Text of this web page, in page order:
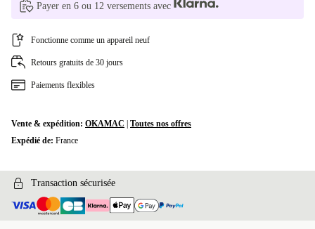
NL (néerlandais)
CZ (tchèque)
CH (suisse)
Payer en 6 ou 12 versements avec
Fonctionne comme un appareil neuf
Retours gratuits de 30 jours
Paiements flexibles
Vente & expédition: OKAMAC
Toutes nos offres
Expédié de: France
Transaction sécurisée